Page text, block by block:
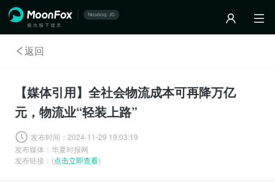
返回
【媒体引用】全社会物流成本可再降万亿
元，物流业“轻装上路”
发布时间： 2024-11-29 19:03:19
发布媒体： 华夏时报网
发布链接：(点击立即查看)